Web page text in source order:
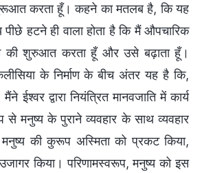
करता हूँ। कहने का मतलब है, कि यह
हटने ही वाला होता है कि मैं औपचारिक
शुरुआत करता हूँ और उसे बढ़ाता हूँ।
के निर्माण के बीच अंतर यह है कि,
ईश्वर द्वारा नियंत्रित मानवजाति में कार्य
से मनुष्य के पुराने व्यवहार के साथ व्यवहार
की कुरूप अस्मिता को प्रकट किया,
किया। परिणामस्वरूप, मनुष्य को इस